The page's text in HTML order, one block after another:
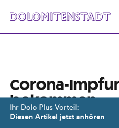
Ihr Dolo Plus Vorteil:
Diesen Artikel jetzt anhören
Corona-
bekommen
Verantwortung